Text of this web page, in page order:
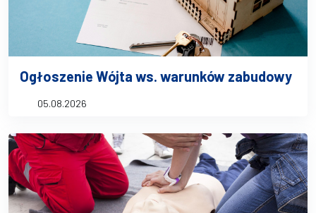
Ogłoszenie Wójta ws. warunków zabudowy
05.08.2026